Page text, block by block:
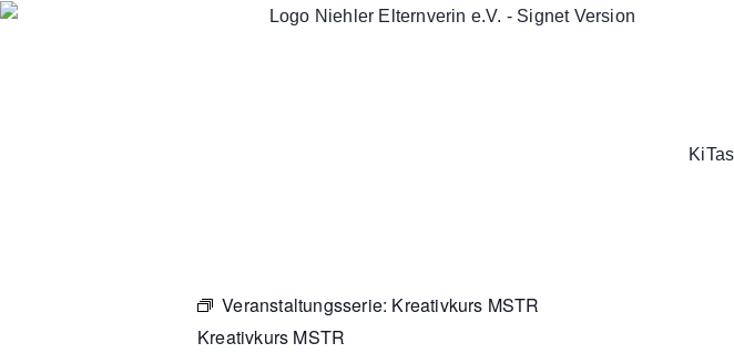
KiTas
Veranstaltungsserie: Kreativkurs MSTR
Kreativkurs MSTR